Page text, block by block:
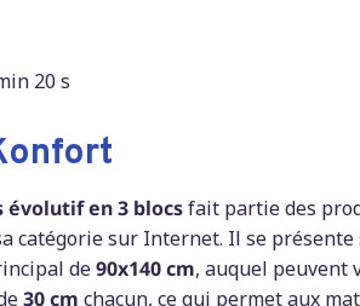
20 s
évolutif en 3 blocsfait partie des
catégorie sur Internet. Il se
de90x140 cm, auquel peuvent
30 cm chacun, ce qui permet aux